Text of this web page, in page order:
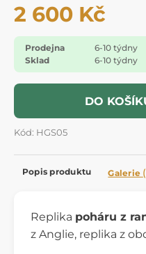
2 600 Kč
Prodejna
6-10 týdny
Sklad
6-10 týdny
DO
Kód: HGS05
Popis produktu Galerie
Replika poháru z
z Anglie, replika z